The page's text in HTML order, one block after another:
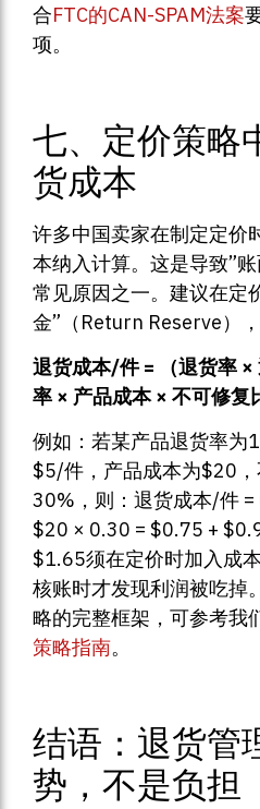
合FTC的CAN-SPAM法案
项。
七、定价策略
货成本
许多中国卖家在制定定价
本纳入计算。这是导致”
常见原因之一。建议在定
金”（Return Reserve）
退货成本/件 = （退货率
率 × 产品成本 × 不可修复
例如：若某产品退货率为
$5/件，产品成本为$20
30%，则：退货成本/件
$20 × 0.30 = $0.75 +
$1.65须在定价时加入成
核账时才发现利润被吃掉
略的完整框架，可参考我
策略指南。
结语：退货管
势，不是负担